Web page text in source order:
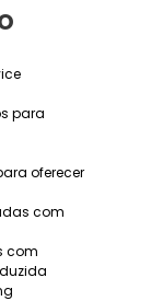
para
oferecer
com
com